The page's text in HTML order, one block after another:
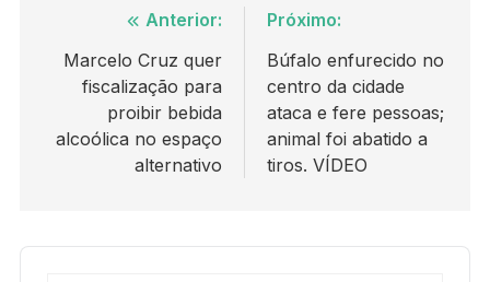
Navegação
de
Post
Anterior:
Marcelo Cruz quer
fiscalização para
proibir bebida
alcoólica no espaço
alternativo
Próximo:
Búfalo enfurecido no
centro da cidade
ataca e fere pessoas;
animal foi abatido a
tiros. VÍDEO